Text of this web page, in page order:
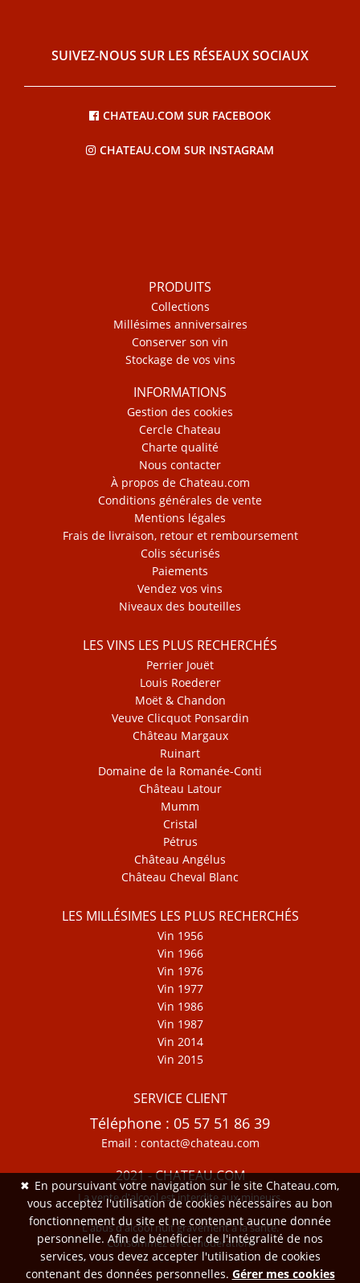
SUIVEZ-NOUS SUR LES RÉSEAUX SOCIAUX
CHATEAU.COM SUR FACEBOOK
CHATEAU.COM SUR INSTAGRAM
PRODUITS
Collections
Millésimes anniversaires
Conserver son vin
Stockage de vos vins
INFORMATIONS
Gestion des cookies
Cercle Chateau
Charte qualité
Nous contacter
À propos de Chateau.com
Conditions générales de vente
Mentions légales
Frais de livraison, retour et remboursement
Colis sécurisés
Paiements
Vendez vos vins
Niveaux des bouteilles
LES VINS LES PLUS RECHERCHÉS
Perrier Jouët
Louis Roederer
Moët & Chandon
Veuve Clicquot Ponsardin
Château Margaux
Ruinart
Domaine de la Romanée-Conti
Château Latour
Mumm
Cristal
Pétrus
Château Angélus
Château Cheval Blanc
LES MILLÉSIMES LES PLUS RECHERCHÉS
Vin 1956
Vin 1966
Vin 1976
Vin 1977
Vin 1986
Vin 1987
Vin 2014
Vin 2015
SERVICE CLIENT
Téléphone : 05 57 51 86 39
Email : contact@chateau.com
2021 - CHATEAU.COM
La vente d'alcool est interdite aux mineurs.
L'abus d'alcool nuit gravement à la santé.
Consommez avec modération.
✖ En poursuivant votre navigation sur le site Chateau.com,
vous acceptez l'utilisation de cookies nécessaires au bon
fonctionnement du site et ne contenant aucune donnée
personnelle. Afin de bénéficier de l'intégralité de nos
services, vous devez accepter l'utilisation de cookies
contenant des données personnelles. Gérer mes cookies